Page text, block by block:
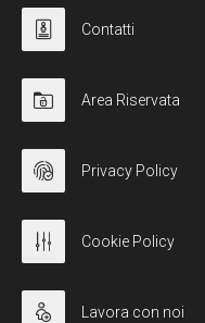
Contatti
Area Riservata
Privacy Policy
Cookie Policy
Lavora con noi